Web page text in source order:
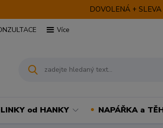
DOVOLENÁ +
Více
od HANKY NAPÁŘKA a